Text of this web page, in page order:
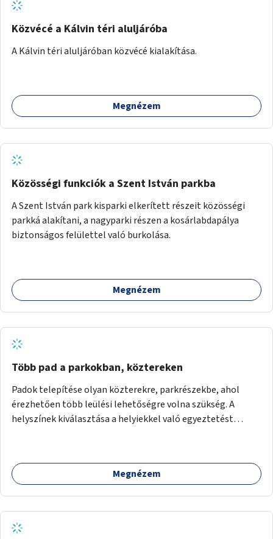
Közvécé a Kálvin téri aluljáróba
A Kálvin téri aluljáróban közvécé kialakítása.
Megnézem
Közösségi funkciók a Szent István parkba
A Szent István park kisparki elkerített részeit közösségi
parkká alakítani, a nagyparki részen a kosárlabdapálya
biztonságos felülettel való burkolása.
Megnézem
Több pad a parkokban, köztereken
Padok telepítése olyan közterekre, parkrészekbe, ahol
érezhetően több leülési lehetőségre volna szükség. A
helyszínek kiválasztása a helyiekkel való egyeztetést
Megnézem